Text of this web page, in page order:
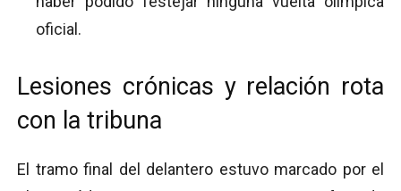
oficial.
Lesiones crónicas y relación rota
con la tribuna
El tramo final del delantero estuvo marcado por el